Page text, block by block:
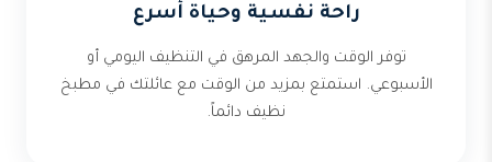
راحة نفسية وحياة أسرع
توفر الوقت والجهد المرهق في التنظيف اليومي أو
الأسبوعي. استمتع بمزيد من الوقت مع عائلتك في مطبخ
نظيف دائماً.